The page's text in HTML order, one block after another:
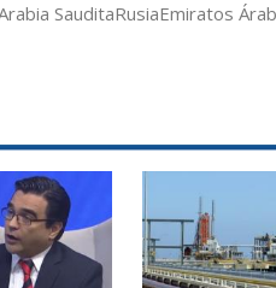
SauditaRusiaEmiratos